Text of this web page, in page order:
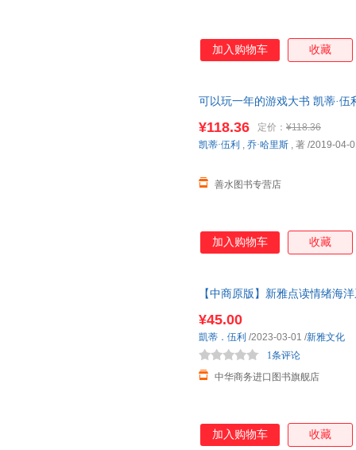
加入购物车 收藏
可以玩一年的游戏大书 凯蒂·
¥118.36 定价： ¥118.36
善水图书专营店
凯蒂·伍利 , 乔·哈里斯 , 著 /2019-04-
加入购物车 收藏
【中商原版】新雅点读情绪海
¥45.00
中华商务进口图书旗舰店
1条评论
凱蒂．伍利 /2023-03-01 /新雅文化
加入购物车 收藏